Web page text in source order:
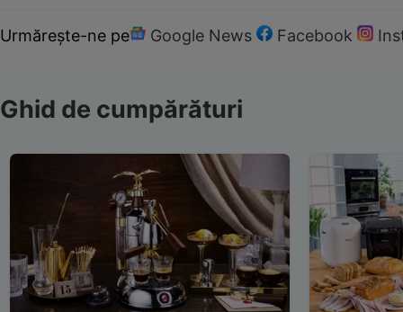
Urmărește-ne pe Google News Facebook
Ghid de cumpărături